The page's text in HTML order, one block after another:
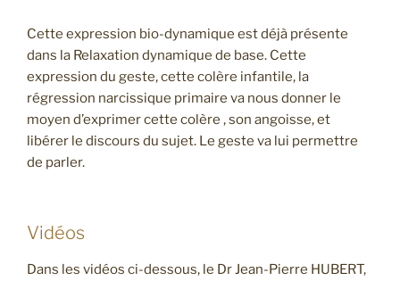
Cette expression bio-dynamique est déjà présente
dans la Relaxation dynamique de base. Cette
expression du geste, cette colère infantile, la
régression narcissique primaire va nous donner le
moyen d’exprimer cette colère , son angoisse, et
libérer le discours du sujet. Le geste va lui permettre
de parler.
Vidéos
Dans les vidéos ci-dessous, le Dr Jean-Pierre HUBERT,